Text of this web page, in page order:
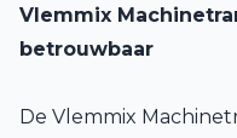
Vlemmix
betrouwbaar
De Vlemmix